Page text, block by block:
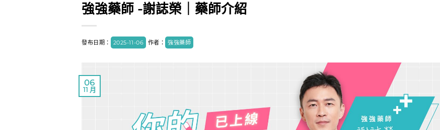
強強藥師 -謝誌榮｜藥師介紹
發布日期： 2025-11-06 作者： 強強藥師
06
11 月